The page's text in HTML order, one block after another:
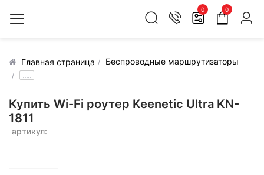
0 0
Главная страница
Беспроводные маршрутизаторы
.....
Купить Wi-Fi роутер Keenetic Ultra KN-
1811
артикул: